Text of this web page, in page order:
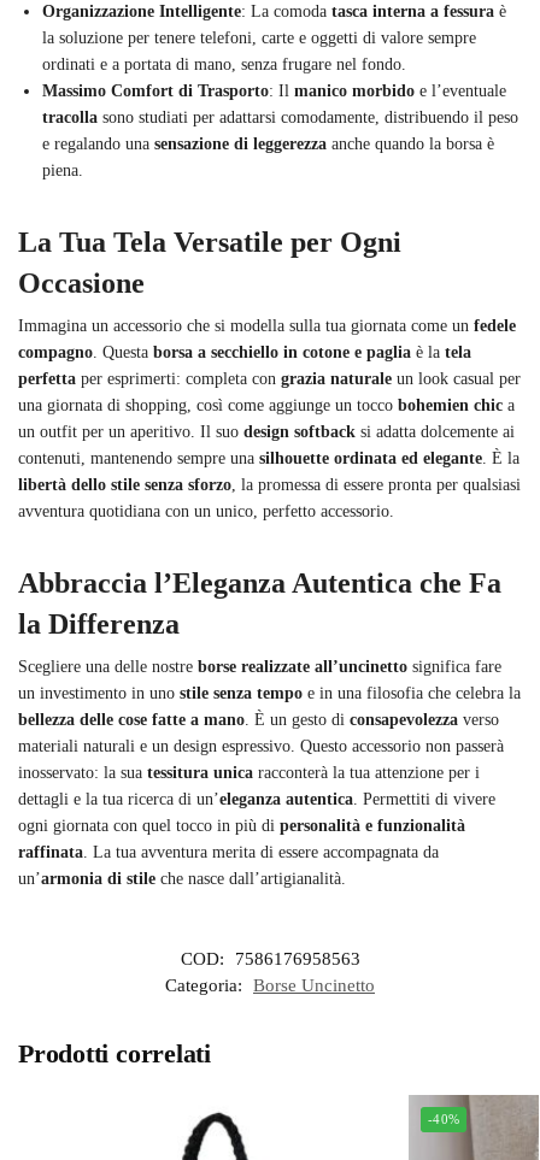
Organizzazione Intelligente: La comoda tasca interna a fessura è
la soluzione per tenere telefoni, carte e oggetti di valore sempre
ordinati e a portata di mano, senza frugare nel fondo.
Massimo Comfort di Trasporto: Il manico morbido e l’eventuale
tracolla sono studiati per adattarsi comodamente, distribuendo il peso
e regalando una sensazione di leggerezza anche quando la borsa è
piena.
La Tua Tela Versatile per Ogni
Occasione
Immagina un accessorio che si modella sulla tua giornata come un fedele
compagno. Questa borsa a secchiello in cotone e paglia è la tela
perfetta per esprimerti: completa con grazia naturale un look casual per
una giornata di shopping, così come aggiunge un tocco bohemien chic a
un outfit per un aperitivo. Il suo design softback si adatta dolcemente ai
contenuti, mantenendo sempre una silhouette ordinata ed elegante. È la
libertà dello stile senza sforzo, la promessa di essere pronta per qualsiasi
avventura quotidiana con un unico, perfetto accessorio.
Abbraccia l’Eleganza Autentica che Fa
la Differenza
Scegliere una delle nostre borse realizzate all’uncinetto significa fare
un investimento in uno stile senza tempo e in una filosofia che celebra la
bellezza delle cose fatte a mano. È un gesto di consapevolezza verso
materiali naturali e un design espressivo. Questo accessorio non passerà
inosservato: la sua tessitura unica racconterà la tua attenzione per i
dettagli e la tua ricerca di un’eleganza autentica. Permettiti di vivere
ogni giornata con quel tocco in più di personalità e funzionalità
raffinata. La tua avventura merita di essere accompagnata da
un’armonia di stile che nasce dall’artigianalità.
COD:
7586176958563
Categoria:
Borse Uncinetto
Prodotti correlati
-40%